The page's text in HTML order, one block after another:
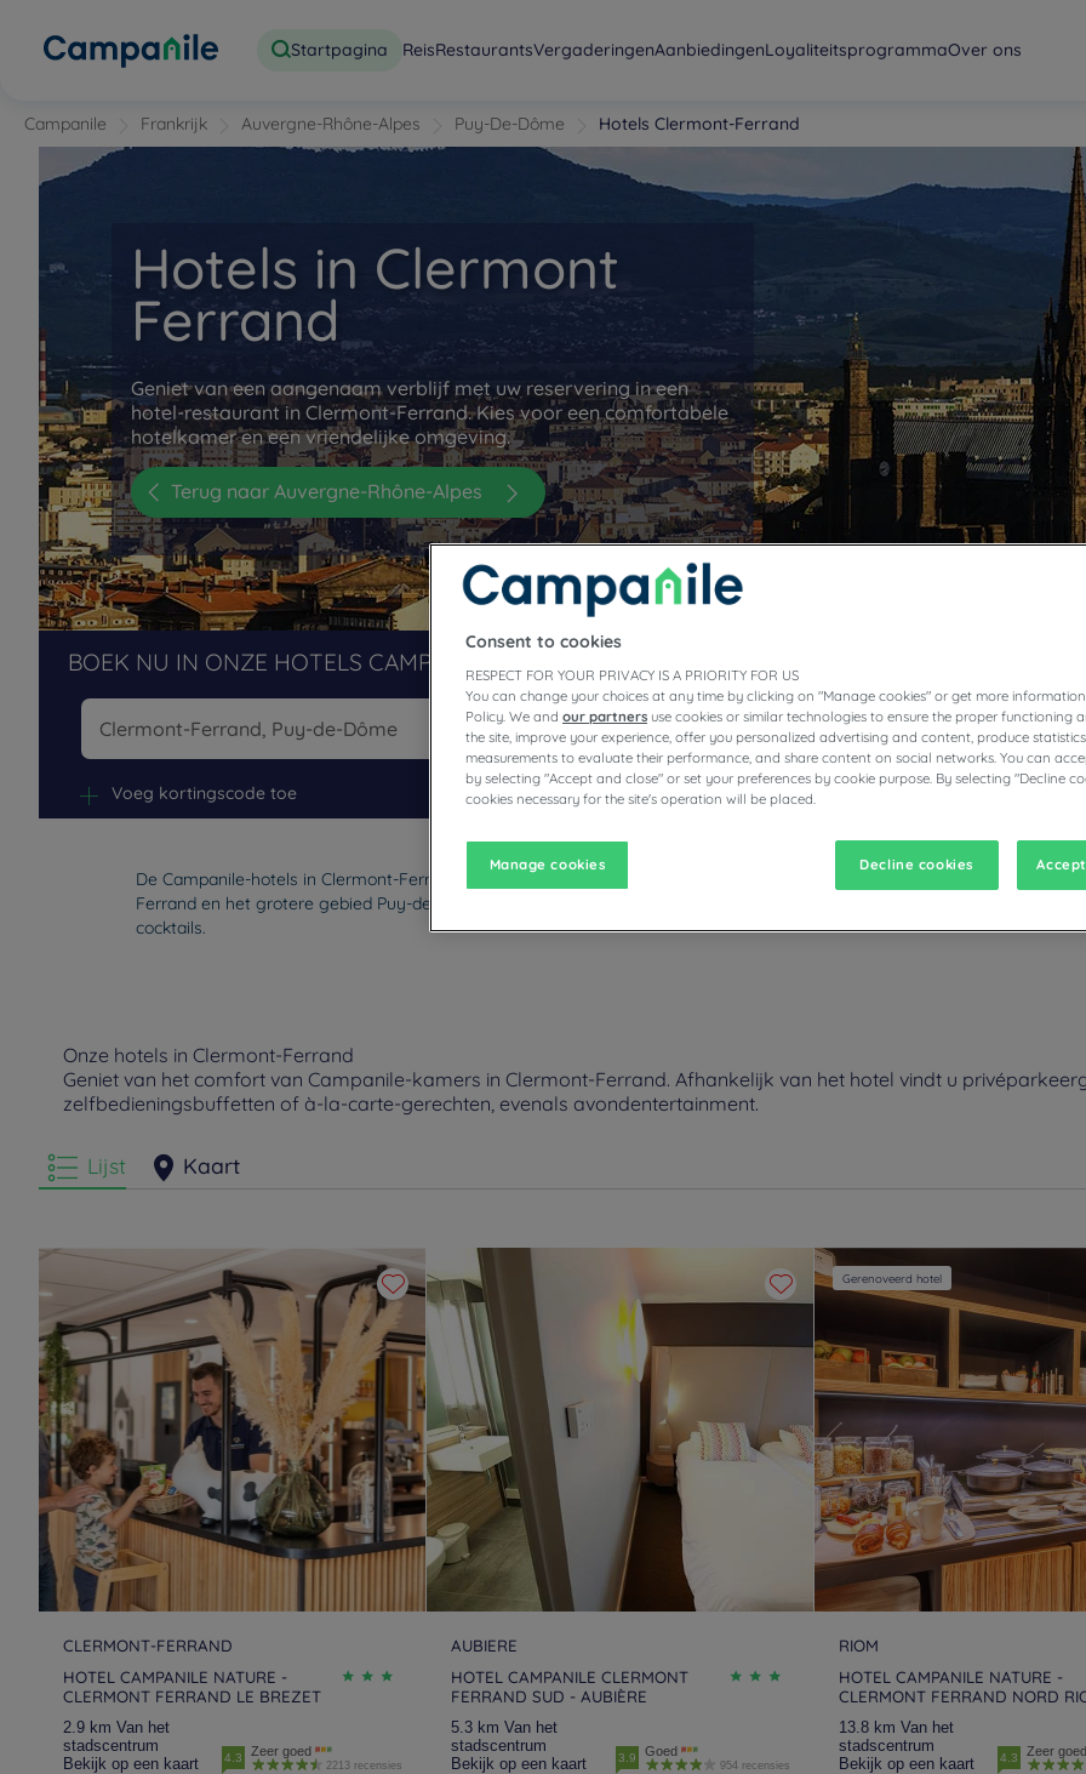
Startpagina ReisRestaurantsVergaderingenAanbiedingenLoyaliteitsprogrammaOver ons
Campanile Frankrijk Auvergne-Rhône-Alpes Puy-De-Dôme Hotels Clermont-Ferrand
Hotels in Clermont
Ferrand
Geniet van een aangenaam verblijf met uw reservering in een
hotel-restaurant in Clermont-Ferrand. Kies voor een comfortabele
hotelkamer en een vriendelijke omgeving.
Terug naar Auvergne-Rhône-Alpes
BOEK NU IN ONZE HOTELS CAMPANILE
Navigate forward to interact with the calendar and select a date.
Navigate backward to interact with the
Voeg kortingscode toe
De Campanile-hotels in Clermont-Ferrand heten u van harte welkom, zodat u kunt genieten van een aangenaam verblijf
Ferrand en het grotere gebied Puy-de-Dôme te ontdekken. Ook kunt u in Campanile-hotels genieten van lokale smaken,
cocktails.
Onze hotels in Clermont-Ferrand
Geniet van het comfort van Campanile-kamers in Clermont-Ferrand. Afhankelijk van het hotel vindt u
zelfbedieningsbuffetten of à-la-carte-gerechten, evenals avondentertainment.
Lijst Kaart
CLERMONT-FERRAND
HOTEL CAMPANILE NATURE -
CLERMONT FERRAND LE BREZET
2.9 km Van het
stadscentrum
Bekijk op een kaart
4.3 Zeer goed
2213 recensies
AUBIERE
HOTEL CAMPANILE CLERMONT
FERRAND SUD - AUBIÈRE
5.3 km Van het
stadscentrum
Bekijk op een kaart
3.9 Goed
954 recensies
Gerenoveerd hotel
RIOM
HOTEL CAMPANILE NATURE -
CLERMONT FERRAND NORD
13.8 km Van het
stadscentrum
Bekijk op een kaart
4.3 Zeer goed
Consent to cookies
RESPECT FOR YOUR PRIVACY IS A PRIORITY FOR US
You can change your choices at any time by clicking on "Manage cookies" or get more
Policy. We and our partners use cookies or similar technologies to ensure the proper functioning
the site, improve your experience, offer you personalized advertising and content, produce
measurements to evaluate their performance, and share content on social networks. You can
by selecting "Accept and close" or set your preferences by cookie purpose. By selecting "Decline
cookies necessary for the site's operation will be placed.
Manage cookies Decline cookies